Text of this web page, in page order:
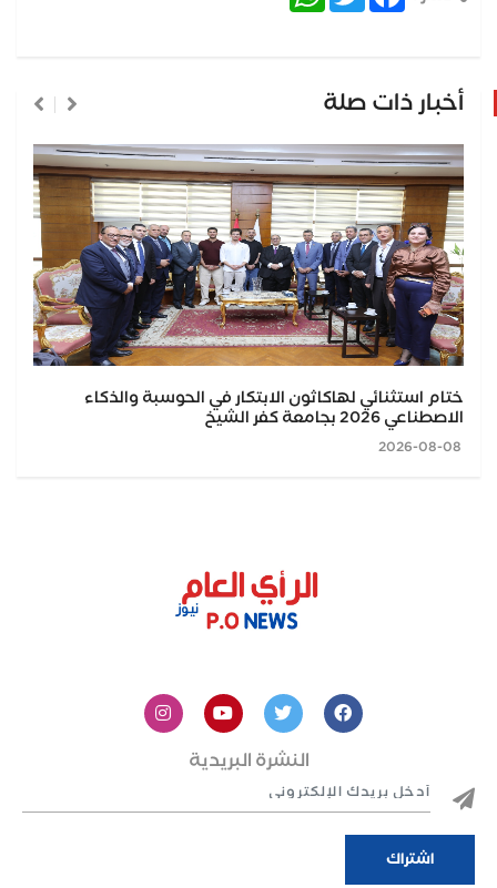
أخبار ذات صلة
ختام استثنائي لهاكاثون الابتكار في الحوسبة والذكاء
الاصطناعي 2026 بجامعة كفر الشيخ
النشرة البريدية